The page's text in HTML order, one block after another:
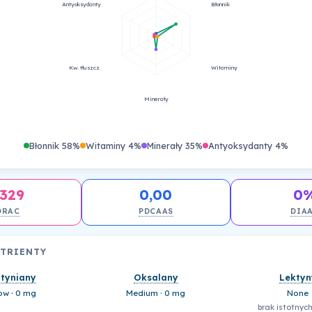
Błonnik
Witaminy
Minerały
Kw. tłuszcz.
Antyoksydanty
Błonnik 58% Witaminy 4% Minerały 35% Antyoksydanty 4%
0,00
PDCAAS
· 0 mg
Oksalany
Medium · 0 mg None
brak